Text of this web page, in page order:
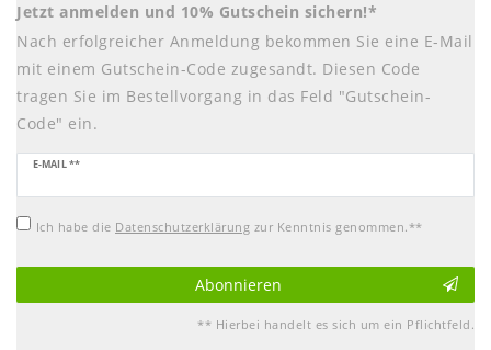
Jetzt anmelden und 10% Gutschein sichern!*
Nach erfolgreicher Anmeldung bekommen Sie eine E-Mail
mit einem Gutschein-Code zugesandt. Diesen Code
tragen Sie im Bestellvorgang in das Feld "Gutschein-
Code" ein.
E-MAIL **
Newsletter
Honig
Ich habe die Daten­schutz­erklärung zur Kenntnis genommen.**
Abonnieren
** Hierbei handelt es sich um ein Pflichtfeld.